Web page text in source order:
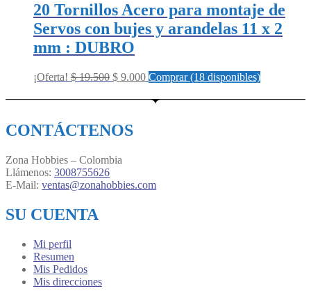
20 Tornillos Acero para montaje de
Servos con bujes y arandelas 11 x 2
mm : DUBRO
¡Oferta! $19.500 Original
was:
$ 9.000Current
is:
Comprar (18 disponibles)
CONTÁCTENOS
Zona Hobbies – Colombia
Llámenos: 3008755626
E-Mail: ventas@zonahobbies.com
SU CUENTA
Mi perfil
Resumen
Mis Pedidos
Mis direcciones